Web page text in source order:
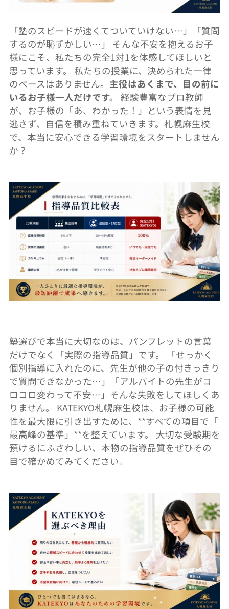
「塾のスピードが速くてついていけない…」「質問
するのが恥ずかしい…」 そんな不安を抱えるお子
様にこそ、 私たちの完全1対1を体感してほしいと
思っています。 私たちの授業に、決められた一律
のペースはありません。 主役はあ くまで、目の前に
いるお子様一人だけです。 経験豊富なプロ教師
が、お子様の「あ、わかった！」 という表情を見
逃さず、自信を積み重ねていきます。 札幌麻生校
で、本当に安心できる学習環境をスタートしません
か？
塾選びで本当に大切なのは、パンフレットの言葉
だけでなく「実際の指導品質」です。 「せっかく
個別指導に入れたのに、 先生が他の子の付きっきり
で質問できなかった…」「アルバイトの先生がコ
ロコロ変わって不安…」 そんな失敗をしてほしくあ
りません。 KATEKYO札幌麻生校は、 お子様の可能
性を最大限に引き出すために、**すべての項目で「
最高峰の基準」**を整えています。 大切な受験期を
預けるにふさわしい、 本物の指導品質をぜひその
目で確かめてみてください。